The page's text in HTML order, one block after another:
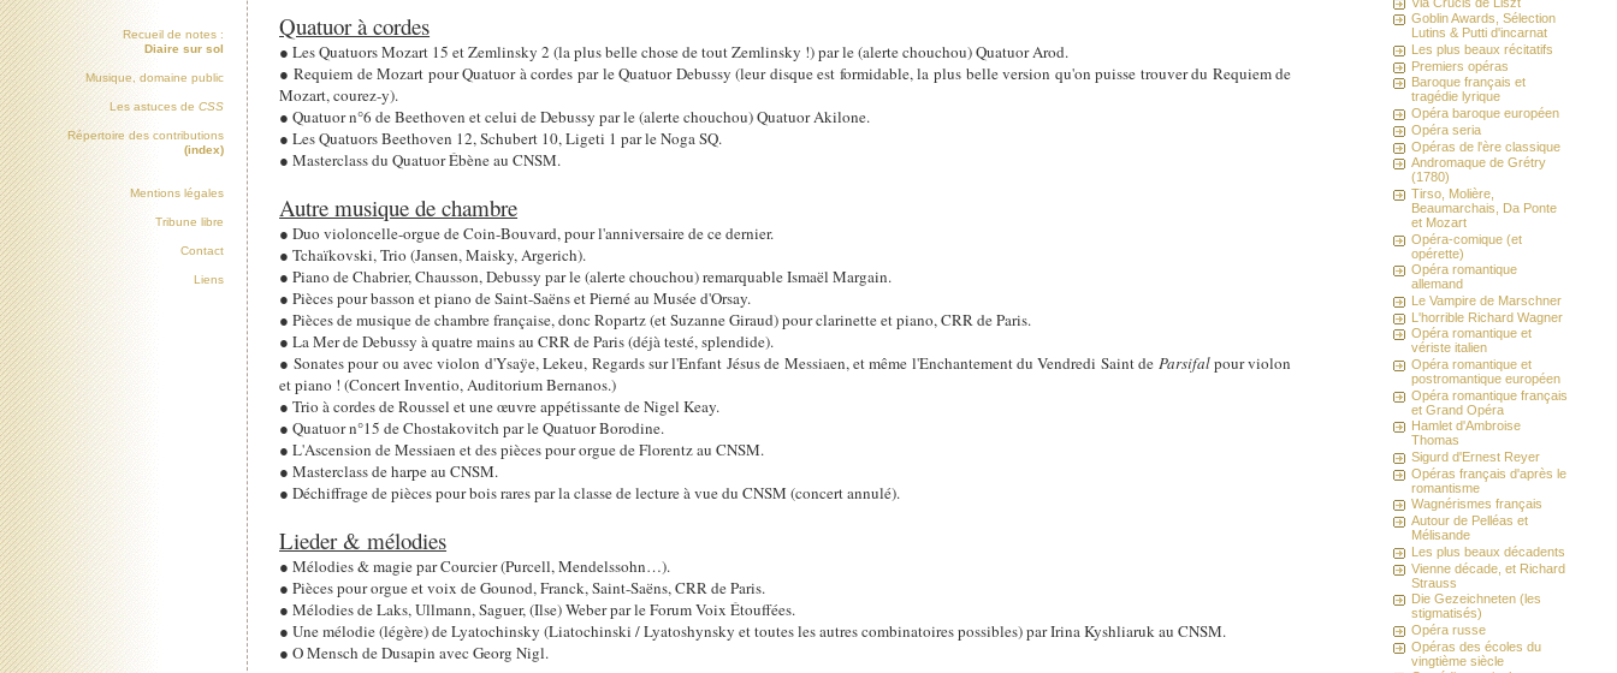
Quatuor à cordes
● Les Quatuors Mozart 15 et Zemlinsky 2 (la plus belle chose de tout Zemlinsky !) par le (alerte chouchou) Quatuor Arod.
● Requiem de Mozart pour Quatuor à cordes par le Quatuor Debussy (leur disque est formidable, la plus belle version qu'on puisse trouver du Requiem de
Mozart, courez-y).
● Quatuor n°6 de Beethoven et celui de Debussy par le (alerte chouchou) Quatuor Akilone.
● Les Quatuors Beethoven 12, Schubert 10, Ligeti 1 par le Noga SQ.
● Masterclass du Quatuor Ébène au CNSM.
Autre musique de chambre
● Duo violoncelle-orgue de Coin-Bouvard, pour l'anniversaire de ce dernier.
● Tchaïkovski, Trio (Jansen, Maisky, Argerich).
● Piano de Chabrier, Chausson, Debussy par le (alerte chouchou) remarquable Ismaël Margain.
● Pièces pour basson et piano de Saint-Saëns et Pierné au Musée d'Orsay.
● Pièces de musique de chambre française, donc Ropartz (et Suzanne Giraud) pour clarinette et piano, CRR de Paris.
● La Mer de Debussy à quatre mains au CRR de Paris (déjà testé, splendide).
● Sonates pour ou avec violon d'Ysaÿe, Lekeu, Regards sur l'Enfant Jésus de Messiaen, et même l'Enchantement du Vendredi Saint de Parsifalpour violon
et piano ! (Concert Inventio, Auditorium Bernanos.)
● Trio à cordes de Roussel et une œuvre appétissante de Nigel Keay.
● Quatuor n°15 de Chostakovitch par le Quatuor Borodine.
● L'Ascension de Messiaen et des pièces pour orgue de Florentz au CNSM.
● Masterclass de harpe au CNSM.
● Déchiffrage de pièces pour bois rares par la classe de lecture à vue du CNSM (concert annulé).
Lieder & mélodies
● Mélodies & magie par Courcier (Purcell, Mendelssohn…).
● Pièces pour orgue et voix de Gounod, Franck, Saint-Saëns, CRR de Paris.
● Mélodies de Laks, Ullmann, Saguer, (Ilse) Weber par le Forum Voix Étouffées.
● Une mélodie (légère) de Lyatochinsky (Liatochinski / Lyatoshynsky et toutes les autres combinatoires possibles) par Irina Kyshliaruk au CNSM.
● O Mensch de Dusapin avec Georg Nigl.
Recueil de notes :
Diaire sur sol
Musique, domaine public
Les astuces de CSS
Répertoire des contributions
(index)
Mentions légales
Tribune libre
Contact
Liens
Goblin Awards, Sélection
Lutins & Putti d'incarnat
Les plus beaux récitatifs
Premiers opéras
Baroque français et
tragédie lyrique
Opéra baroque européen
Opéra seria
Opéras de l'ère classique
Andromaque de Grétry
(1780)
Tirso, Molière,
Beaumarchais, Da Ponte
et Mozart
Opéra-comique (et
opérette)
Opéra romantique
allemand
Le Vampire de Marschner
L'horrible Richard Wagner
Opéra romantique et
vériste italien
Opéra romantique et
postromantique européen
Opéra romantique français
et Grand Opéra
Hamlet d'Ambroise
Thomas
Sigurd d'Ernest Reyer
Opéras français d'après le
romantisme
Wagnérismes français
Autour de Pelléas et
Mélisande
Les plus beaux décadents
Vienne décade, et Richard
Strauss
Die Gezeichneten (les
stigmatisés)
Opéra russe
Opéras des écoles du
vingtième siècle